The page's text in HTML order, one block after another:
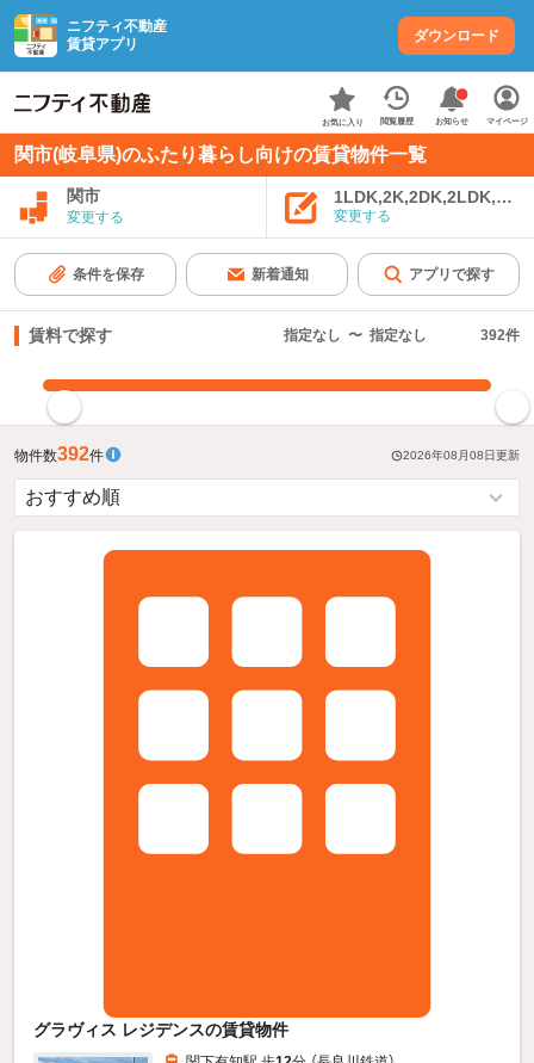
ニフティ不動産
賃貸アプリ
ダウンロード
お気に入り 閲覧履歴 お知らせ マイページ
関市(岐阜県)のふたり暮らし向けの賃貸物件一覧
関市
変更する 変更する
条件を保存 新着通知 アプリで探す
賃料で探す 指定なし 〜 指定なし 392件
物件数392件 2026年08月08日更新
グラヴィス レジデンスの賃貸物件